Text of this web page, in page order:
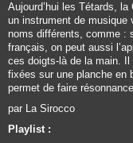
Aujourd’hui les Tétards,
un instrument de musique
noms différents, comme :
français, on peut aussi
ces doigts-là de la main.
fixées sur une planche en
permet de faire
par La Sirocco
Playlist :